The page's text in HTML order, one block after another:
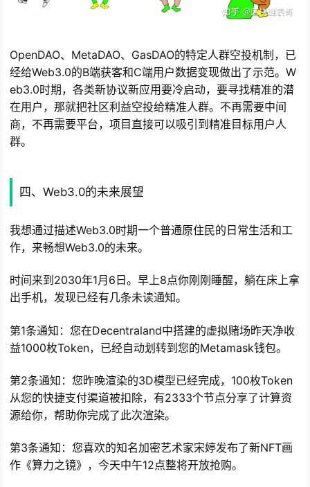
OpenDAO、MetaDAO、GasDAO的特定人群空投机制，已
经给Web3.0的B端获客和C端用户数据变现做出了示范。W
eb3.0时期，各类新协议新应用要冷启动，要寻找精准的潜
在用户，那就把社区利益空投给精准人群。不再需要中间
商，不再需要平台，项目直接可以吸引到精准目标用户人
群。
四、Web3.0的未来展望
我想通过描述Web3.0时期一个普通原住民的日常生活和工
作，来畅想Web3.0的未来。
时间来到2030年1月6日。早上8点你刚刚睡醒，躺在床上拿
出手机，发现已经有几条未读通知。
第1条通知：您在Decentraland中搭建的虚拟赌场昨天净收
益1000枚Token，已经自动划转到您的Metamask钱包。
第2条通知：您昨晚渲染的3D模型已经完成，100枚Token
从您的快捷支付渠道被扣除，有2333个节点分享了计算资
源给你，帮助你完成了此次渲染。
第3条通知：您喜欢的知名加密艺术家宋婷发布了新NFT画
作《算力之镜》，今天中午12点整将开放抢购。